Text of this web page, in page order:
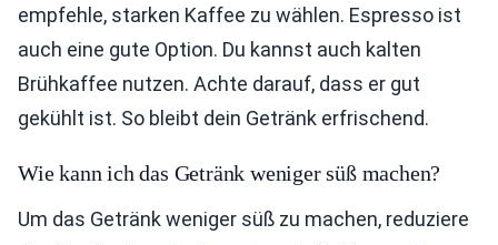
empfehle, starken Kaffee zu wählen. Espresso ist
auch eine gute Option. Du kannst auch kalten
Brühkaffee nutzen. Achte darauf, dass er gut
gekühlt ist. So bleibt dein Getränk erfrischend.
Wie kann ich das Getränk weniger süß machen?
Um das Getränk weniger süß zu machen, reduziere